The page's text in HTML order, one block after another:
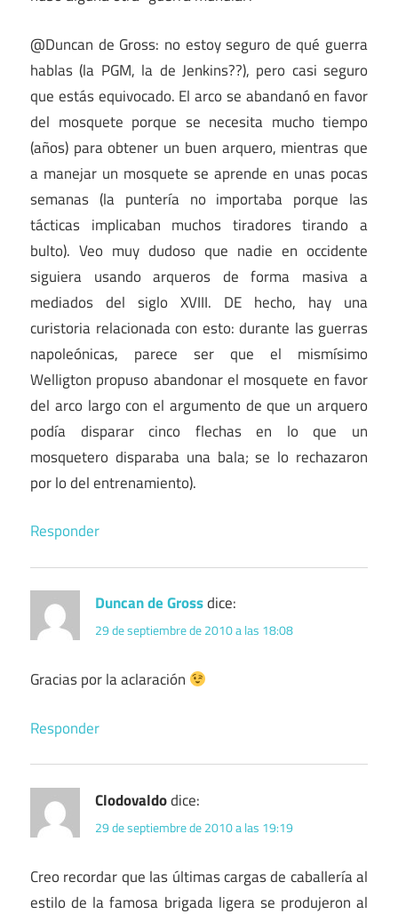
@Duncan de Gross: no estoy seguro de qué guerra
hablas (la PGM, la de Jenkins??), pero casi seguro
que estás equivocado. El arco se abandanó en favor
del mosquete porque se necesita mucho tiempo
(años) para obtener un buen arquero, mientras que
a manejar un mosquete se aprende en unas pocas
semanas (la puntería no importaba porque las
tácticas implicaban muchos tiradores tirando a
bulto). Veo muy dudoso que nadie en occidente
siguiera usando arqueros de forma masiva a
mediados del siglo XVIII. DE hecho, hay una
curistoria relacionada con esto: durante las guerras
napoleónicas, parece ser que el mismísimo
Welligton propuso abandonar el mosquete en favor
del arco largo con el argumento de que un arquero
podía disparar cinco flechas en lo que un
mosquetero disparaba una bala; se lo rechazaron
por lo del entrenamiento).
Responder
Duncan de Grossdice:
29 de septiembre de 2010 a las 18:08
Gracias por la aclaración
Responder
Clodovaldodice:
29 de septiembre de 2010 a las 19:19
Creo recordar que las últimas cargas de caballería al
estilo de la famosa brigada ligera se produjeron al